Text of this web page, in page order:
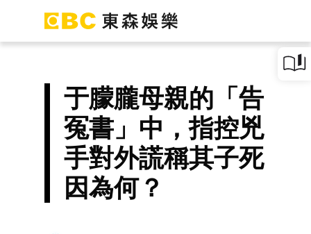
于朦朧母親的「告
冤書」中，指控兇
手對外謊稱其子死
因為何？